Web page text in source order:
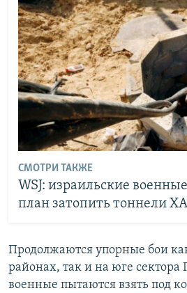
СМОТРИ ТАКЖЕ
WSJ: израильские
план затопить тоннели
Продолжаются упорные бои
районах, так и на юге сектора
военные пытаются взять под